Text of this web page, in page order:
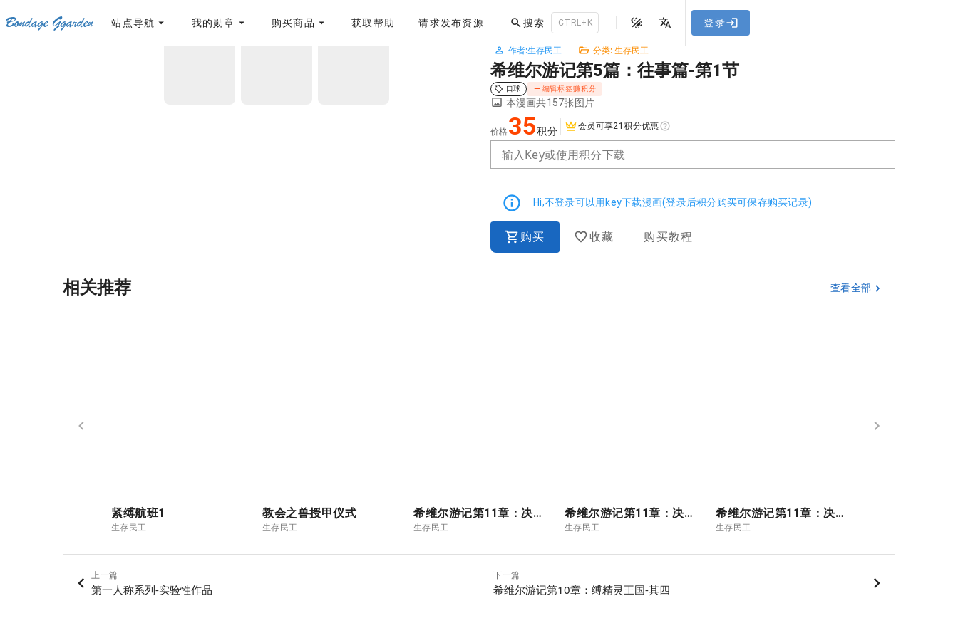
[点击联系客服] 网站永久防走失地址 「sykb.cc」，使用遇到问题请联系客服。
Bondage Ggarden 站点导航 我的勋章 购买商品 获取帮助 请求发布资源 搜索 CTRL+K 登录
首页 / 生存民工 希维尔游记第5篇：往事篇-第1节
作者:生存民工 分类: 生存民工
希维尔游记第5篇：往事篇-第1节
口球 编辑标签赚积分
本漫画共157张图片
价格 35积分 会员可享21积分优惠
输入Key或使用积分下载
Hi,不登录可以用key下载漫画(登录后积分购买可保存购买记录)
购买 收藏 购买教程
相关推荐 查看全部
紧缚航班1
生存民工
教会之兽授甲仪式
生存民工
希维尔游记第11章：决战-其三（大结局）
生存民工
希维尔游记第11章：决战-其三（大结局）2
生存民工
希维尔游记第11章：决战-其二
生存民工
上一篇
第一人称系列-实验性作品
下一篇
希维尔游记第10章：缚精灵王国-其四